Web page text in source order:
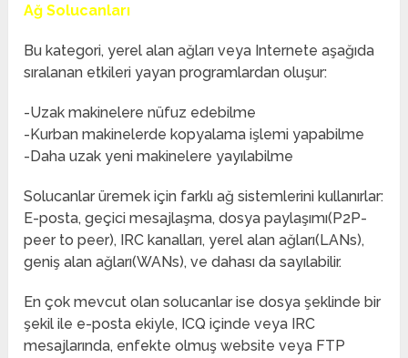
Ağ Solucanları
Bu kategori, yerel alan ağları veya Internete aşağıda
sıralanan etkileri yayan programlardan oluşur:
-Uzak makinelere nüfuz edebilme
-Kurban makinelerde kopyalama işlemi yapabilme
-Daha uzak yeni makinelere yayılabilme
Solucanlar üremek için farklı ağ sistemlerini kullanırlar:
E-posta, geçici mesajlaşma, dosya paylaşımı(P2P-
peer to peer), IRC kanalları, yerel alan ağları(LANs),
geniş alan ağları(WANs), ve dahası da sayılabilir.
En çok mevcut olan solucanlar ise dosya şeklinde bir
şekil ile e-posta ekiyle, ICQ içinde veya IRC
mesajlarında, enfekte olmuş website veya FTP